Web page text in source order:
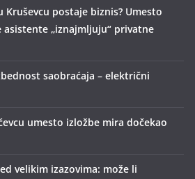
Kruševcu postaje biznis? Umesto
„iznajmljuju“ privatne
saobraćaja – električni
umesto izložbe mira dočekao
velikim izazovima: može li